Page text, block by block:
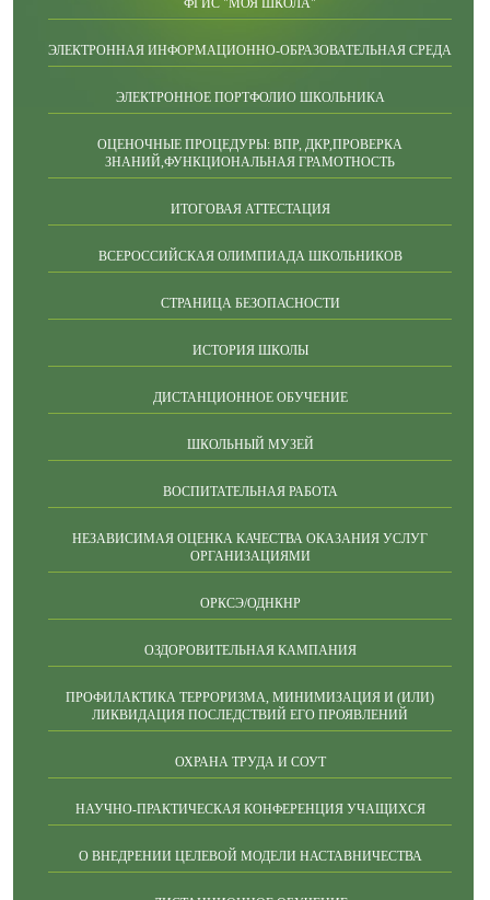
ЭЛЕКТРОННАЯ ИНФОРМАЦИОННО-ОБРАЗОВАТЕЛЬНАЯ СРЕДА
ЭЛЕКТРОННОЕ ПОРТФОЛИО ШКОЛЬНИКА
ОЦЕНОЧНЫЕ ПРОЦЕДУРЫ: ВПР, ДКР,ПРОВЕРКА
ЗНАНИЙ,ФУНКЦИОНАЛЬНАЯ ГРАМОТНОСТЬ
ИТОГОВАЯ АТТЕСТАЦИЯ
ВСЕРОССИЙСКАЯ ОЛИМПИАДА ШКОЛЬНИКОВ
СТРАНИЦА БЕЗОПАСНОСТИ
ИСТОРИЯ ШКОЛЫ
ДИСТАНЦИОННОЕ ОБУЧЕНИЕ
ШКОЛЬНЫЙ МУЗЕЙ
ВОСПИТАТЕЛЬНАЯ РАБОТА
НЕЗАВИСИМАЯ ОЦЕНКА КАЧЕСТВА ОКАЗАНИЯ УСЛУГ
ОРГАНИЗАЦИЯМИ
ОРКСЭ/ОДНКНР
ОЗДОРОВИТЕЛЬНАЯ КАМПАНИЯ
ПРОФИЛАКТИКА ТЕРРОРИЗМА, МИНИМИЗАЦИЯ И (ИЛИ)
ЛИКВИДАЦИЯ ПОСЛЕДСТВИЙ ЕГО ПРОЯВЛЕНИЙ
ОХРАНА ТРУДА И СОУТ
НАУЧНО-ПРАКТИЧЕСКАЯ КОНФЕРЕНЦИЯ УЧАЩИХСЯ
О ВНЕДРЕНИИ ЦЕЛЕВОЙ МОДЕЛИ НАСТАВНИЧЕСТВА